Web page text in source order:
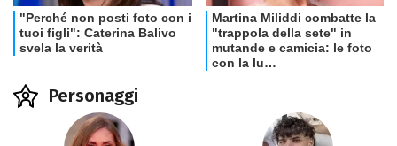
Personaggi